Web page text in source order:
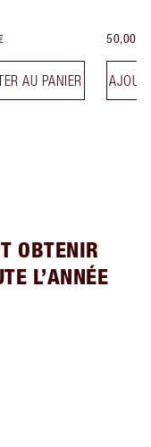
AU PANIER
50,00 €
OBTENIR
L’ANNÉE